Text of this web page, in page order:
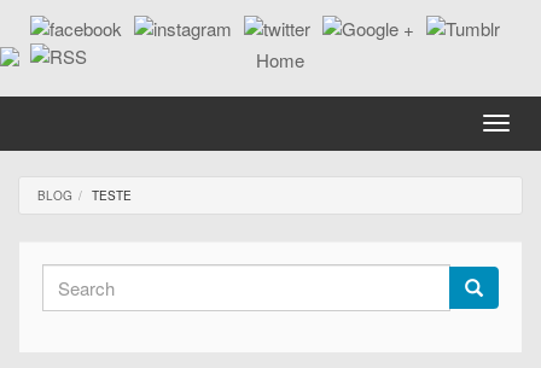
Skip
main
Toggle
BLOG TESTE
Search
form